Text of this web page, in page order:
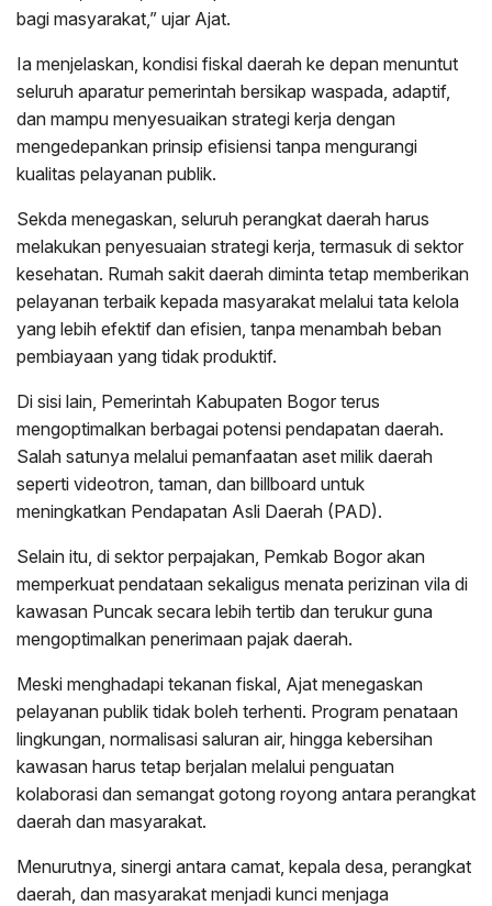
bagi masyarakat,” ujar Ajat.
Ia menjelaskan, kondisi fiskal daerah ke depan menuntut
seluruh aparatur pemerintah bersikap waspada, adaptif,
dan mampu menyesuaikan strategi kerja dengan
mengedepankan prinsip efisiensi tanpa mengurangi
kualitas pelayanan publik.
Sekda menegaskan, seluruh perangkat daerah harus
melakukan penyesuaian strategi kerja, termasuk di sektor
kesehatan. Rumah sakit daerah diminta tetap memberikan
pelayanan terbaik kepada masyarakat melalui tata kelola
yang lebih efektif dan efisien, tanpa menambah beban
pembiayaan yang tidak produktif.
Di sisi lain, Pemerintah Kabupaten Bogor terus
mengoptimalkan berbagai potensi pendapatan daerah.
Salah satunya melalui pemanfaatan aset milik daerah
seperti videotron, taman, dan billboard untuk
meningkatkan Pendapatan Asli Daerah (PAD).
Selain itu, di sektor perpajakan, Pemkab Bogor akan
memperkuat pendataan sekaligus menata perizinan vila di
kawasan Puncak secara lebih tertib dan terukur guna
mengoptimalkan penerimaan pajak daerah.
Meski menghadapi tekanan fiskal, Ajat menegaskan
pelayanan publik tidak boleh terhenti. Program penataan
lingkungan, normalisasi saluran air, hingga kebersihan
kawasan harus tetap berjalan melalui penguatan
kolaborasi dan semangat gotong royong antara perangkat
daerah dan masyarakat.
Menurutnya, sinergi antara camat, kepala desa, perangkat
daerah, dan masyarakat menjadi kunci menjaga